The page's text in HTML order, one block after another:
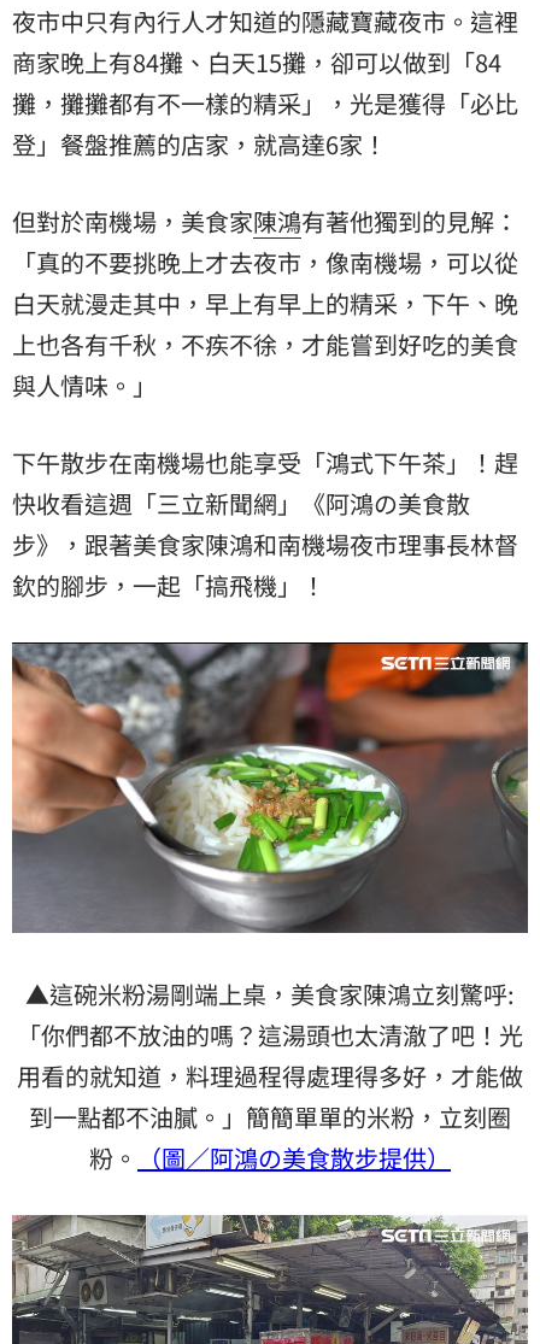
夜市中只有內行人才知道的隱藏寶藏夜市。這裡
商家晚上有84攤、白天15攤，卻可以做到「84
攤，攤攤都有不一樣的精采」，光是獲得「必比
登」餐盤推薦的店家，就高達6家！
但對於南機場，美食家陳鴻有著他獨到的見解：
「真的不要挑晚上才去夜市，像南機場，可以從
白天就漫走其中，早上有早上的精采，下午、晚
上也各有千秋，不疾不徐，才能嘗到好吃的美食
與人情味。」
下午散步在南機場也能享受「鴻式下午茶」！趕
快收看這週「三立新聞網」《阿鴻の美食散
步》，跟著美食家陳鴻和南機場夜市理事長林督
欽的腳步，一起「搞飛機」！
▲這碗米粉湯剛端上桌，美食家陳鴻立刻驚呼:
「你們都不放油的嗎？這湯頭也太清澈了吧！光
用看的就知道，料理過程得處理得多好，才能做
到一點都不油膩。」簡簡單單的米粉，立刻圈
粉。
（圖／阿鴻の美食散步提供）